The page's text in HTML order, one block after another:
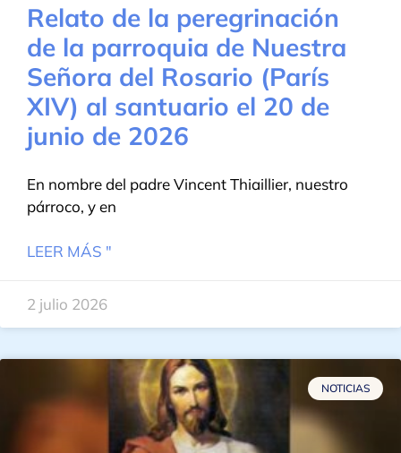
Relato de la peregrinación
de la parroquia de Nuestra
Señora del Rosario (París
XIV) al santuario el 20 de
junio de 2026
En nombre del padre Vincent Thiaillier, nuestro
párroco, y en
LEER MÁS "
2 julio 2026
NOTICIAS